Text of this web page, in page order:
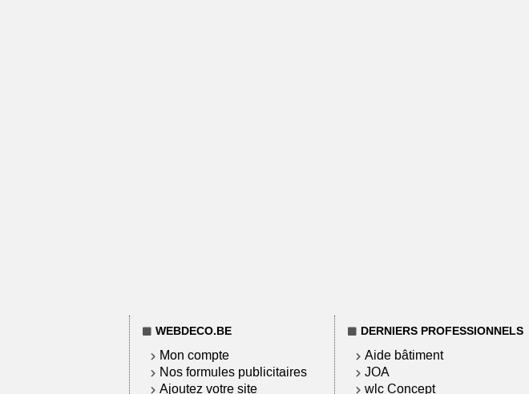
WEBDECO.BE
Mon compte
Nos formules publicitaires
Ajoutez votre site
DERNIERS PROFESSIONNELS
Aide bâtiment
JOA
wlc Concept